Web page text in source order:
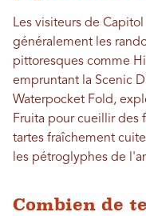
Les visiteurs de
généralement les
pittoresques comme
empruntant la Scenic
Waterpocket Fold,
Fruita pour cueillir des
tartes fraîchement
les pétroglyphes de
Combien de